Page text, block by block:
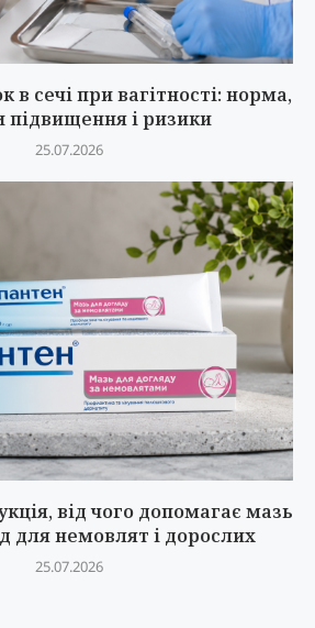
в сечі при вагітності: норма,
підвищення і ризики
25.07.2026
від чого допомагає мазь
для немовлят і дорослих
25.07.2026